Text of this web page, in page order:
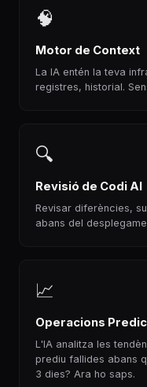
🧠
Motor de Context
La IA entén la teva
registres, historial.
🔍
Revisió de Codi AI
Revisar diferències,
abans del
📈
Operacions
L'IA analitza les
prediu fallides abans
3 dies? Ara ho saps.